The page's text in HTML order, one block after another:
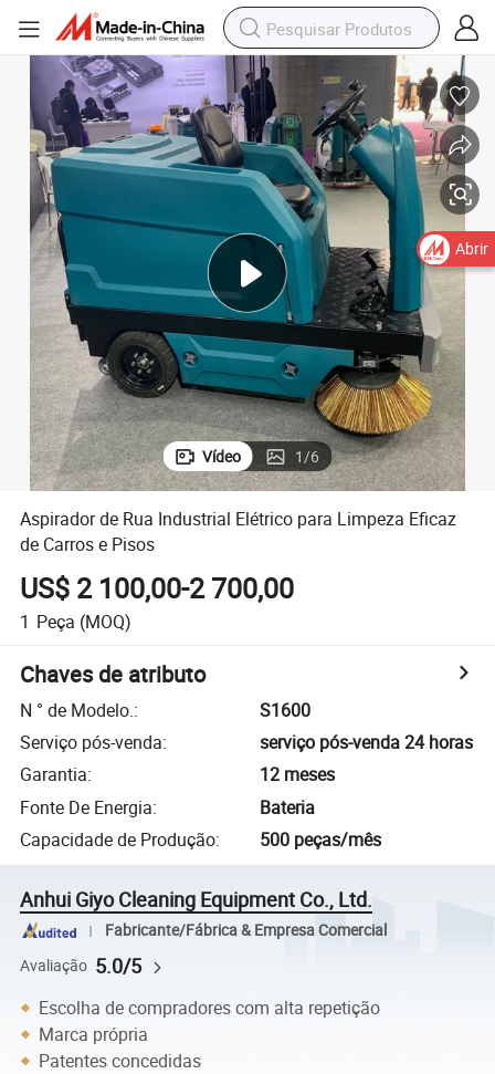
Vídeo 1/6
Aspirador de Rua Industrial Elétrico para Limpeza Eficaz
de Carros e Pisos
US$ 2 100,00-2 700,00
1 Peça (MOQ)
Chaves de atributo
N ° de Modelo.:
S1600
Serviço pós-venda:
serviço pós-venda 24 horas
Garantia:
12 meses
Fonte De Energia:
Bateria
Capacidade de Produção: 500 peças/mês
Anhui Giyo Cleaning Equipment Co., Ltd.
Fabricante/Fábrica & Empresa Comercial
Avaliação 5.0/5
Escolha de compradores com alta repetição
Marca própria
Patentes concedidas
Abrir